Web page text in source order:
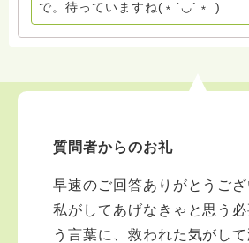
わせは⬇️こちらから miehimeyo@gmail.com
いて、あなたに向き合っています。
いします。 ※個別相談は、hasunohaオンライン相談よ
ください。 法務を優先させてくださ
で。待っていますね(﹡´◡`﹡ )
質問者からのお礼
早速のご回答ありがとうござ
私がしてあげなきゃと思う
う言葉に、救われた気がし